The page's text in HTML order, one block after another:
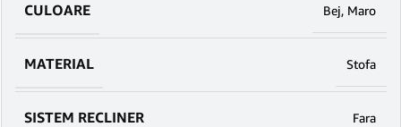
CULOARE Bej, Maro
MATERIAL Stofa
SISTEM RECLINER Fara